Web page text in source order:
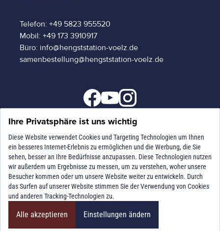
Telefon: +49 5823 955520
Mobil: +49 173 3910917
Büro: info@hengststation-voelz.de
samenbestellung@hengststation-voelz.de
© 2024 EU Hengststation Sven Völz
Deckbedingungen | Datenschutz | Impressum
Ihre Privatsphäre ist uns wichtig
Diese Website verwendet Cookies und Targeting Technologien um Ihnen
ein besseres Internet-Erlebnis zu ermöglichen und die Werbung, die Sie
sehen, besser an Ihre Bedürfnisse anzupassen. Diese Technologien nutzen
wir außerdem um Ergebnisse zu messen, um zu verstehen, woher unsere
Besucher kommen oder um unsere Website weiter zu entwickeln. Durch
das Surfen auf unserer Website stimmen Sie der Verwendung von Cookies
und anderen Tracking-Technologien zu.
Alle akzeptieren Einstellungen ändern